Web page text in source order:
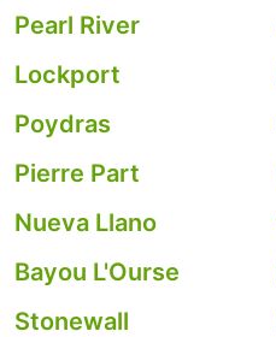
Pearl River
Lockport
Poydras
Pierre Part
Nueva Llano
Bayou L'Ourse
Stonewall